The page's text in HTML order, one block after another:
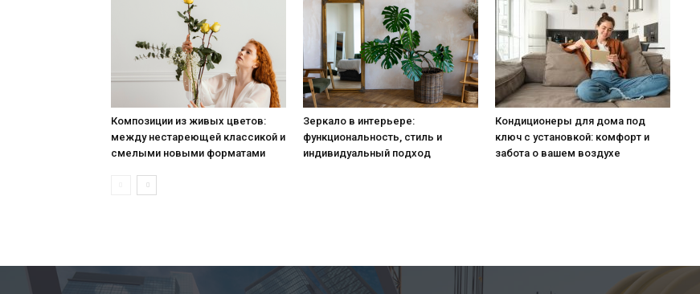
Композиции из живых цветов:
между нестареющей классикой и
смелыми новыми форматами
Зеркало в интерьере:
функциональность, стиль и
индивидуальный подход
Кондиционеры для дома под
ключ с установкой: комфорт и
забота о вашем воздухе